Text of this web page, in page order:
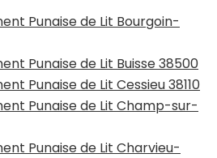
Punaise de Lit Bourgoin-
Punaise de Lit Buisse 38500
Punaise de Lit Cessieu 38110
Punaise de Lit Champ-sur-
Punaise de Lit Charvieu-